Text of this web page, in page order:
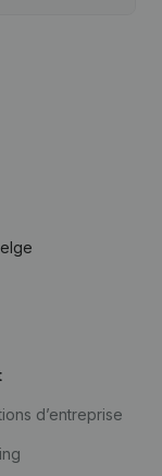
d’entreprise